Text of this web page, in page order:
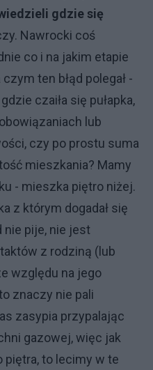
gdzie się
Nawrocki coś
co i na jakim etapie
czym ten błąd polegał -
czaiła się pułapka,
lub
czy po prostu suma
mieszkania? Mamy
- mieszka piętro niżej.
z którym dogadał się
nie pije, nie jest
z rodziną (lub
względu na jego
znaczy nie pali
zasypia przypalając
gazowej, więc jak
to lecimy w te